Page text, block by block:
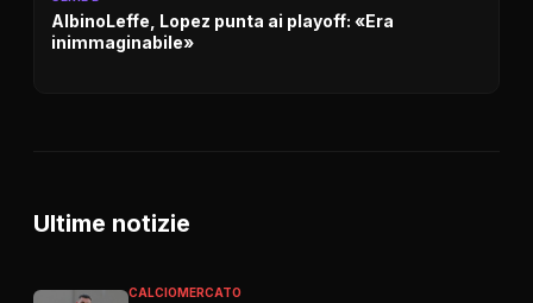
AlbinoLeffe, Lopez punta ai playoff: «Era
inimmaginabile»
Ultime notizie
CALCIOMERCATO